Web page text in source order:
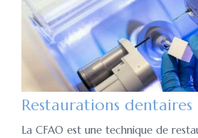
Restaurations
La CFAO est une technique de